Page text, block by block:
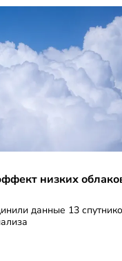
низких
данные 13